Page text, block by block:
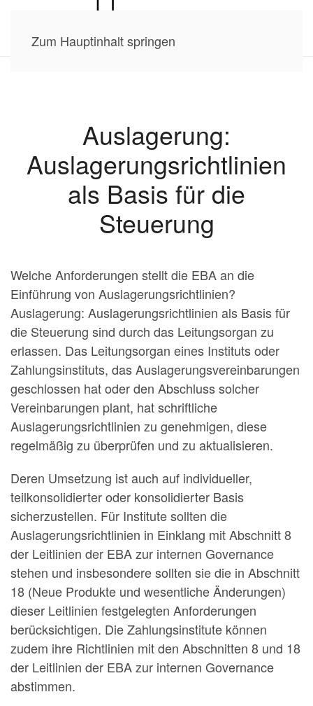
Zum Hauptinhalt springen
Auslagerung:
Auslagerungsrichtlinien
als Basis für die
Steuerung
Welche Anforderungen stellt die EBA an die
Einführung von Auslagerungsrichtlinien?
Auslagerung: Auslagerungsrichtlinien als Basis für
die Steuerung sind durch das Leitungsorgan zu
erlassen. Das Leitungsorgan eines Instituts oder
Zahlungsinstituts, das Auslagerungsvereinbarungen
geschlossen hat oder den Abschluss solcher
Vereinbarungen plant, hat schriftliche
Auslagerungsrichtlinien zu genehmigen, diese
regelmäßig zu überprüfen und zu aktualisieren.
Deren Umsetzung ist auch auf individueller,
teilkonsolidierter oder konsolidierter Basis
sicherzustellen. Für Institute sollten die
Auslagerungsrichtlinien in Einklang mit Abschnitt 8
der Leitlinien der EBA zur internen Governance
stehen und insbesondere sollten sie die in Abschnitt
18 (Neue Produkte und wesentliche Änderungen)
dieser Leitlinien festgelegten Anforderungen
berücksichtigen. Die Zahlungsinstitute können
zudem ihre Richtlinien mit den Abschnitten 8 und 18
der Leitlinien der EBA zur internen Governance
abstimmen.